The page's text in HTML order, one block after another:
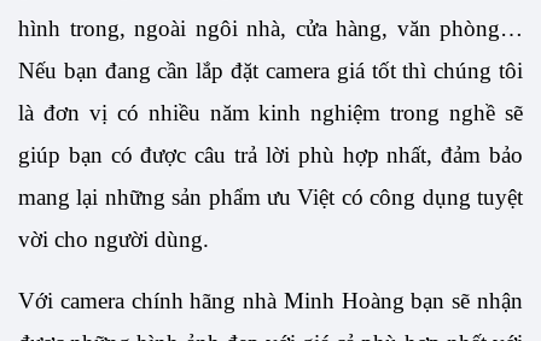
hình trong, ngoài ngôi nhà, cửa hàng, văn phòng…
Nếu bạn đang cần lắp đặt camera giá tốt thì chúng tôi
là đơn vị có nhiều năm kinh nghiệm trong nghề sẽ
giúp bạn có được câu trả lời phù hợp nhất, đảm bảo
mang lại những sản phẩm ưu Việt có công dụng tuyệt
vời cho người dùng.
Với camera chính hãng nhà Minh Hoàng bạn sẽ nhận